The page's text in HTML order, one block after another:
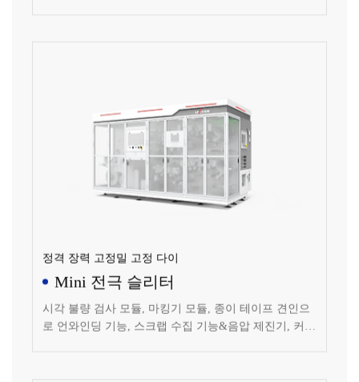
정격 장력 고정밀 고정 다이
Mini 전극 슬리터
시각 불량 검사 모듈, 마킹기 모듈, 종이 테이프 견인으
로 언와인딩 기능, 스크랩 수집 기능&음압 제진기, 커터